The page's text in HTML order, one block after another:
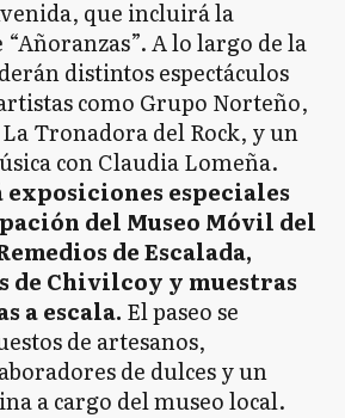
que incluirá la
A lo largo de la
distintos espectáculos
como Grupo Norteño,
Tronadora del Rock, y un
con Claudia Lomeña.
exposiciones especiales
del Museo Móvil del
de Escalada,
de Chivilcoy y muestras
a escala. El paseo se
de artesanos,
de dulces y un
a cargo del museo local.